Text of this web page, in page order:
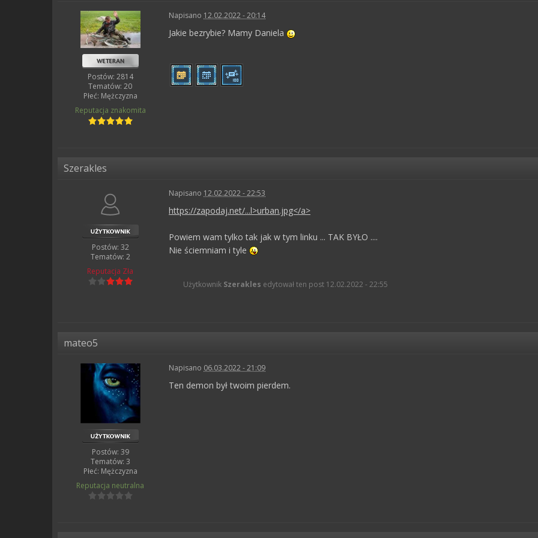
Postów: 2814
Tematów: 20
Płeć: Mężczyzna
Reputacja znakomita
Napisano 12.02.2022 - 20:14
Jakie bezrybie? Mamy Daniela
Szerakles
Postów: 32
Tematów: 2
Reputacja Zła
Napisano 12.02.2022 - 22:53
https://zapodaj.net/...l>urban.jpg</a>
Powiem wam tylko tak jak w tym linku ... TAK BYŁO ....
Nie ściemniam i tyle
Użytkownik Szerakles edytował ten post 12.02.2022 - 22:55
mateo5
Postów: 39
Tematów: 3
Płeć: Mężczyzna
Reputacja neutralna
Napisano 06.03.2022 - 21:09
Ten demon był twoim pierdem.